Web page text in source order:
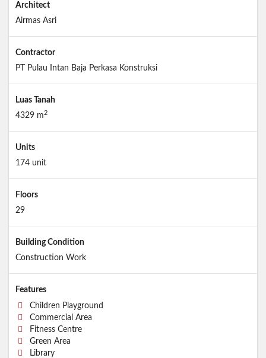
Architect
Airmas Asri
Contractor
PT Pulau Intan Baja Perkasa Konstruksi
Luas Tanah
4329 m 2
Units
174 unit
Floors
29
Building Condition
Construction Work
Features
Children Playground
Commercial Area
Fitness Centre
Green Area
Library